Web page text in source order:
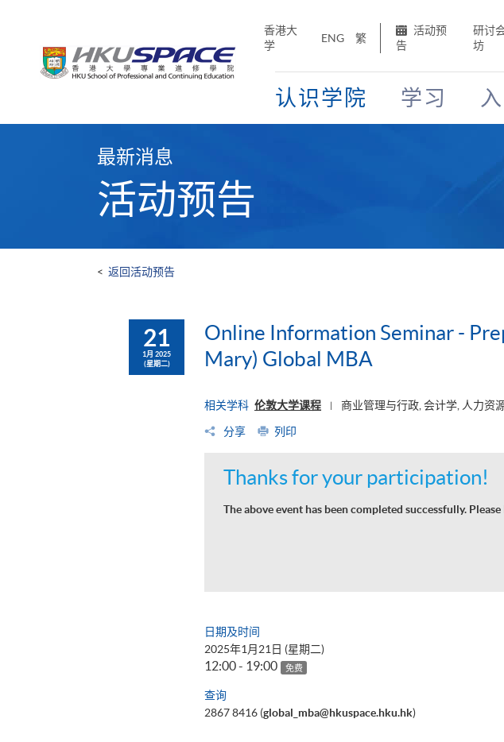
香港大
学
ENG 繁
活动预
告
研讨
坊
认识学院 学习
最新消息
活动预告
< 返回活动预告
21
1月 2025
(星期二)
Online Information Seminar -
Mary) Global MBA
相关学科 伦敦大学课程 商业管理与行政, 会计学, 人力资
分享 列印
Thanks for your participation!
The above event has been completed successfully.
日期及时间
2025年1月21日 (星期二)
12:00 - 19:00 免费
查询
2867 8416 (global_mba@hkuspace.hku.hk)